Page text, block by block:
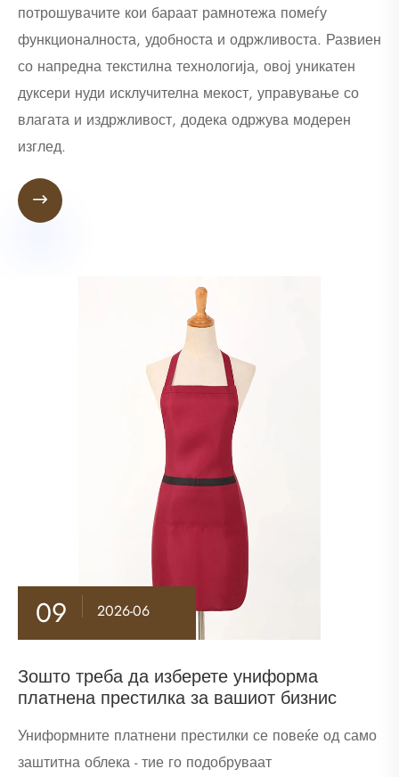
потрошувачите кои бараат рамнотежа помеѓу
функционалноста, удобноста и одржливоста. Развиен
со напредна текстилна технологија, овој уникатен
дуксери нуди исклучителна мекост, управување со
влагата и издржливост, додека одржува модерен
изглед.

09 2026-06
Зошто треба да изберете униформа
платнена престилка за вашиот бизнис
Униформните платнени престилки се повеќе од само
заштитна облека - тие го подобруваат